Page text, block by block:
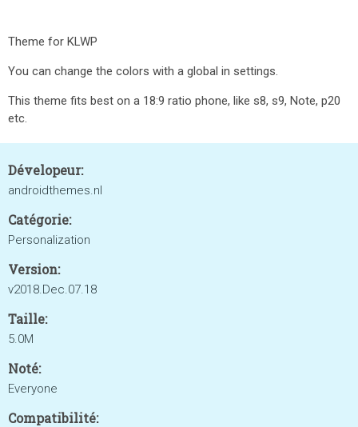
Theme for KLWP
You can change the colors with a global in settings.
This theme fits best on a 18:9 ratio phone, like s8, s9, Note, p20
etc.
Dévelopeur:
androidthemes.nl
Catégorie:
Personalization
Version:
v2018.Dec.07.18
Taille:
5.0M
Noté:
Everyone
Compatibilité: